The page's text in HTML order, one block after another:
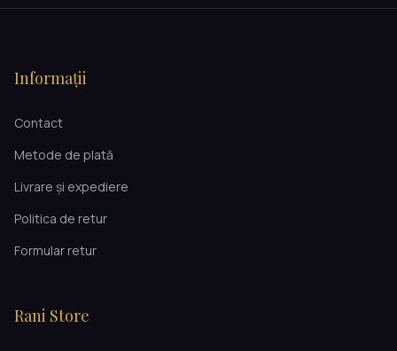
Informații
Contact
Metode de plată
Livrare și expediere
Politica de retur
Formular retur
Rani Store